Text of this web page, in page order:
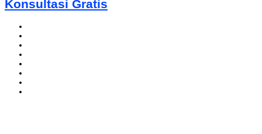
Konsultasi Gratis